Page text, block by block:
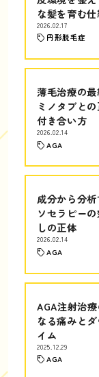
な髪を育む
2026.02.17
円形脱毛症
薄毛治療の
ミノタブと
付き合い方
2026.02.14
AGA
成分から分析
ソセラピー
しの正体
2026.02.14
AGA
AGA注射治
なる痛みと
イム
2025.12.29
AGA